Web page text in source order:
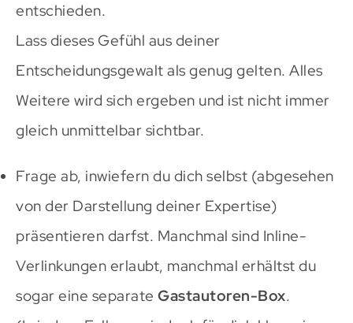
entschieden.
Lass dieses Gefühl aus deiner
Entscheidungsgewalt als genug gelten. Alles
Weitere wird sich ergeben und ist nicht immer
gleich unmittelbar sichtbar.
Frage ab, inwiefern du dich selbst (abgesehen
von der Darstellung deiner Expertise)
präsentieren darfst. Manchmal sind Inline-
Verlinkungen erlaubt, manchmal erhältst du
sogar eine separate Gastautoren-Box.